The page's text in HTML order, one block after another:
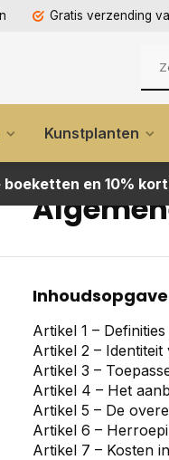
Gratis verzending
Kunstplanten
en 10%
Inhoudsopgave
Artikel 1 – Definities
Artikel 2 –
Artikel 3 –
Artikel 4 – Het
Artikel 5 – De
Artikel 6 –
Artikel 7 – Kosten